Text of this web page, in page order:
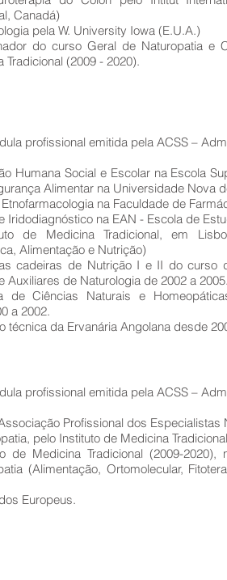
Canadá)
pela W. University Iowa (E.U.A.)
do curso Geral de Naturopatia e
Tradicional (2009 - 2020).
profissional emitida pela ACSS –
Humana Social e Escolar na Escola
Alimentar na Universidade Nova
na Faculdade de
Iridodiagnóstico na EAN - Escola de
de Medicina Tradicional, em
Alimentação e Nutrição)
cadeiras de Nutrição I e II do curso
Auxiliares de Naturologia de 2002 a 2005.
de Ciências Naturais e
a 2002.
técnica da Ervanária Angolana desde
profissional emitida pela ACSS –
Profissional dos Especialistas
pelo Instituto de Medicina
de Medicina Tradicional (2009-2020),
(Alimentação, Ortomolecular,
Europeus.